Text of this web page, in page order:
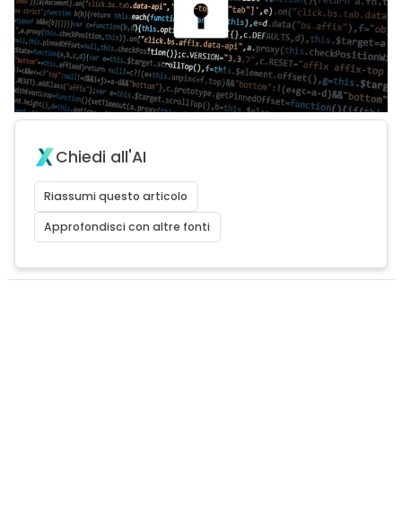
Chiedi all'AI
Riassumi questo articolo
Approfondisci con altre fonti